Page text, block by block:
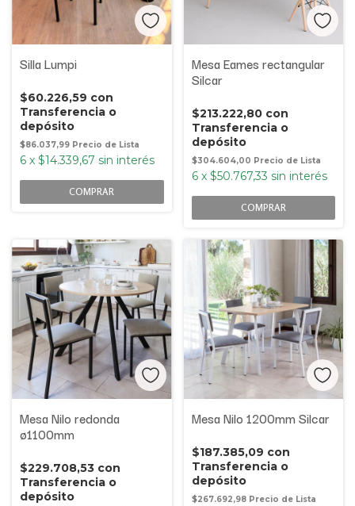
Silla Lumpi
$86.037,99
$60.226,59 con
Transferencia o
depósito
6 x $14.339,67 sin interés
COMPRAR
Mesa Eames rectangular
Silcar
$304.604,00
$213.222,80 con
Transferencia o
depósito
6 x $50.767,33 sin interés
COMPRAR
Mesa Nilo redonda
ø1100mm
$229.708,53 con
Transferencia o
depósito
Mesa Nilo 1200mm Silcar
$267.692,98
$187.385,09 con
Transferencia o
depósito